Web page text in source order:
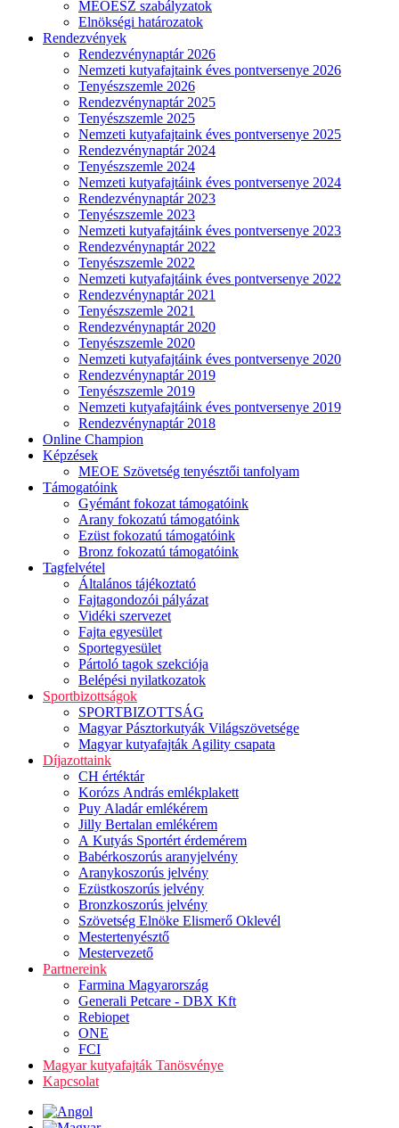
MEOESZ szabályzatok
Elnökségi határozatok
Rendezvények
Rendezvénynaptár 2026
Nemzeti kutyafajtaink éves pontversenye 2026
Tenyészszemle 2026
Rendezvénynaptár 2025
Tenyészszemle 2025
Nemzeti kutyafajtaink éves pontversenye 2025
Rendezvénynaptár 2024
Tenyészszemle 2024
Nemzeti kutyafajtáink éves pontversenye 2024
Rendezvénynaptár 2023
Tenyészszemle 2023
Nemzeti kutyafajtáink éves pontversenye 2023
Rendezvénynaptár 2022
Tenyészszemle 2022
Nemzeti kutyafajtáink éves pontversenye 2022
Rendezvénynaptár 2021
Tenyészszemle 2021
Rendezvénynaptár 2020
Tenyészszemle 2020
Nemzeti kutyafajtáink éves pontversenye 2020
Rendezvénynaptár 2019
Tenyészszemle 2019
Nemzeti kutyafajtáink éves pontversenye 2019
Rendezvénynaptár 2018
Online Champion
Képzések
MEOE Szövetség tenyésztői tanfolyam
Támogatóink
Gyémánt fokozat támogatóink
Arany fokozatú támogatóink
Ezüst fokozatú támogatóink
Bronz fokozatú támogatóink
Tagfelvétel
Általános tájékoztató
Fajtagondozói pályázat
Vidéki szervezet
Fajta egyesület
Sportegyesület
Pártoló tagok szekciója
Belépési nyilatkozatok
Sportbizottságok
SPORTBIZOTTSÁG
Magyar Pásztorkutyák Világszövetsége
Magyar kutyafajták Agility csapata
Díjazottaink
CH értéktár
Korózs András emlékplakett
Puy Aladár emlékérem
Jilly Bertalan emlékérem
A Kutyás Sportért érdemérem
Babérkoszorús aranyjelvény
Aranykoszorús jelvény
Ezüstkoszorús jelvény
Bronzkoszorús jelvény
Szövetség Elnöke Elismerő Oklevél
Mestertenyésztő
Mestervezető
Partnereink
Farmina Magyarország
Generali Petcare - DBX Kft
Rebiopet
ONE
FCI
Magyar kutyafajták Tanösvénye
Kapcsolat